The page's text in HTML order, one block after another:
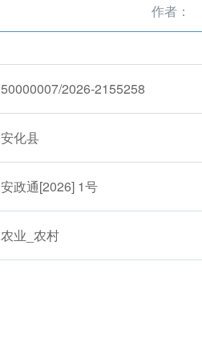
作者：
50000007/2026-2155258
安化县
安政通[2026] 1号
农业_农村